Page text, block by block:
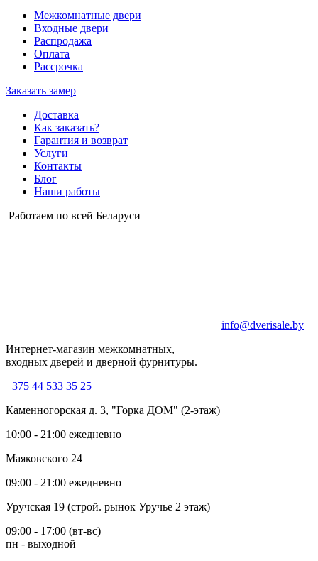
Межкомнатные двери
Входные двери
Распродажа
Оплата
Рассрочка
Заказать замер
Доставка
Как заказать?
Гарантия и возврат
Услуги
Контакты
Блог
Наши работы
Работаем по всей Беларуси
info@dverisale.by
Интернет-магазин межкомнатных,
входных дверей и дверной фурнитуры.
+375 44 533 35 25
Каменногорская д. 3, "Горка ДОМ" (2-этаж)
10:00 - 21:00 ежедневно
Маяковского 24
09:00 - 21:00 ежедневно
Уручская 19 (строй. рынок Уручье 2 этаж)
09:00 - 17:00 (вт-вс)
пн - выходной